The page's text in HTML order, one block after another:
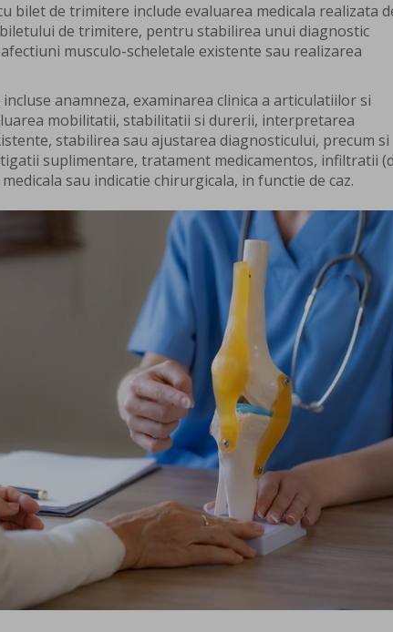
bilet de trimitere include evaluarea medicala realizata
de trimitere, pentru stabilirea unui diagnostic
musculo-scheletale existente sau realizarea
anamneza, examinarea clinica a articulatiilor si
mobilitatii, stabilitatii si durerii, interpretarea
stabilirea sau ajustarea diagnosticului, precum si
suplimentare, tratament medicamentos, infiltratii
sau indicatie chirurgicala, in functie de caz.